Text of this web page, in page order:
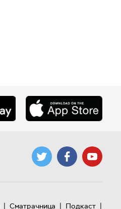
| Сматрачница | Подкаст |